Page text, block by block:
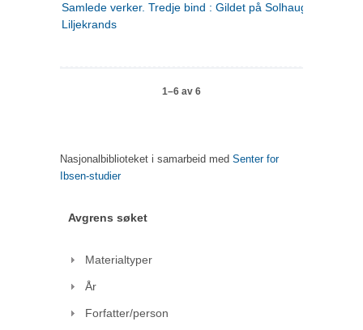
Samlede verker. Tredje bind : Gildet på Solhaug ; Olaf
Liljekrands
1–6 av 6
Nasjonalbiblioteket i samarbeid med Senter for
Ibsen-studier
Avgrens søket
Materialtyper
År
Forfatter/person